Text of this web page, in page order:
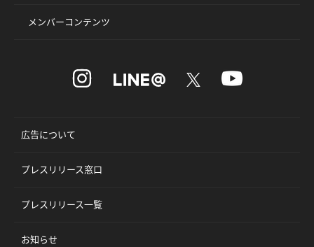
メンバーコンテンツ
広告について
プレスリリース窓口
プレスリリース一覧
お知らせ